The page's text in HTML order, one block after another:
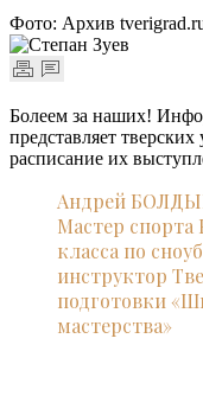
Фото: Архив
Болеем за наших!
представляет
расписание их
Андрей
Мастер спорта
класса по
инструктор
подготовки
мастерства»